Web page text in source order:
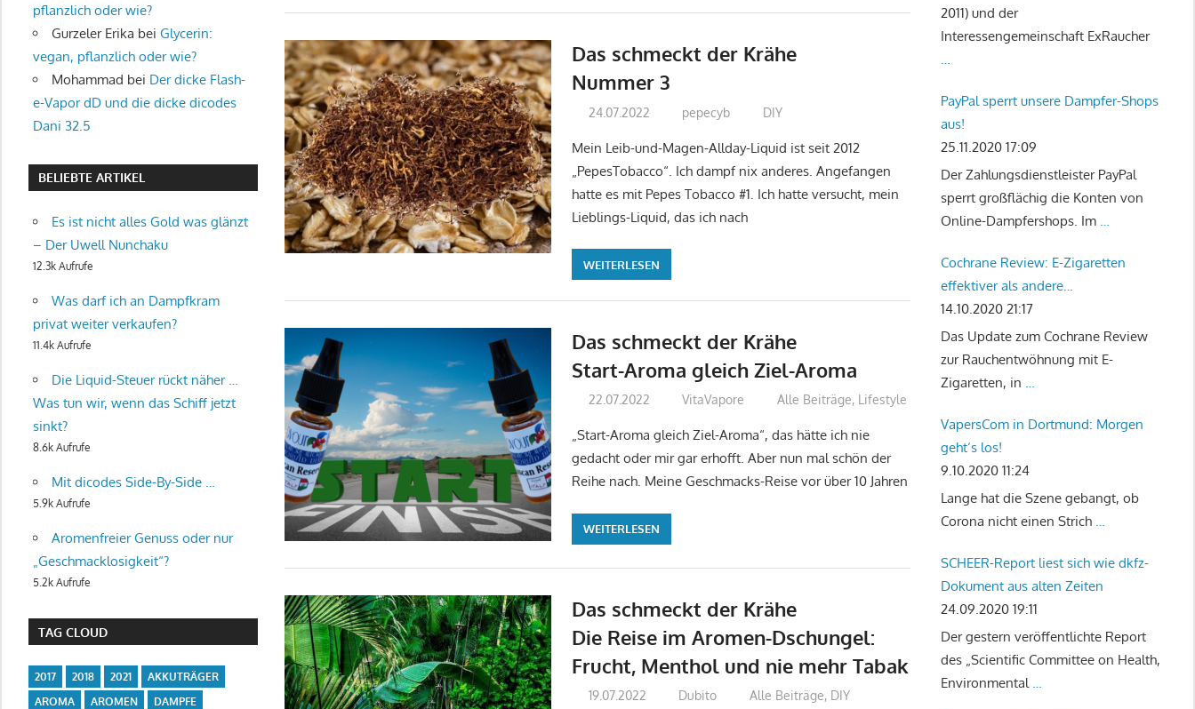
Das schmeckt der Krähe
Nummer 3
24.07.2022 pepecyb DIY
Mein Leib-und-Magen-Allday-Liquid ist seit 2012
„PepesTobacco“. Ich dampf nix anderes. Angefangen
hatte es mit Pepes Tobacco #1. Ich hatte versucht, mein
Lieblings-Liquid, das ich nach
WEITERLESEN
Das schmeckt der Krähe
Start-Aroma gleich Ziel-Aroma
22.07.2022 VitaVapore Alle Beiträge, Lifestyle
„Start-Aroma gleich Ziel-Aroma“, das hätte ich nie
gedacht oder mir gar erhofft. Aber nun mal schön der
Reihe nach. Meine Geschmacks-Reise vor über 10 Jahren
WEITERLESEN
Das schmeckt der Krähe
Die Reise im Aromen-Dschungel:
Frucht, Menthol und nie mehr Tabak
19.07.2022 Dubito Alle Beiträge, DIY
pflanzlich oder wie?
Gurzeler Erika bei Glycerin:
vegan, pflanzlich oder wie?
Mohammad bei Der dicke Flash-
e-Vapor dD und die dicke dicodes
Dani 32.5
BELIEBTE ARTIKEL
Es ist nicht alles Gold was glänzt
– Der Uwell Nunchaku
12.3k Aufrufe
Was darf ich an Dampfkram
privat weiter verkaufen?
11.4k Aufrufe
Die Liquid-Steuer rückt näher …
Was tun wir, wenn das Schiff jetzt
sinkt?
8.6k Aufrufe
Mit dicodes Side-By-Side …
5.9k Aufrufe
Aromenfreier Genuss oder nur
„Geschmacklosigkeit“?
5.2k Aufrufe
TAG CLOUD
2017 2018 2021
AKKUTRÄGER
AROMA
AROMEN
DAMPFE
2011) und der
Interessengemeinschaft ExRaucher
…
PayPal sperrt unsere Dampfer-Shops
aus!
25.11.2020 17:09
Der Zahlungsdienstleister PayPal
sperrt großflächig die Konten von
Online-Dampfershops. Im …
Cochrane Review: E-Zigaretten
effektiver als andere
Rauchentwöhnungstherapien
14.10.2020 21:17
Das Update zum Cochrane Review
zur Rauchentwöhnung mit E-
Zigaretten, in …
VapersCom in Dortmund: Morgen
geht‘s los!
9.10.2020 11:24
Lange hat die Szene gebangt, ob
Corona nicht einen Strich …
SCHEER-Report liest sich wie dkfz-
Dokument aus alten Zeiten
24.09.2020 19:11
Der gestern veröffentlichte Report
des „Scientific Committee on Health,
Environmental …